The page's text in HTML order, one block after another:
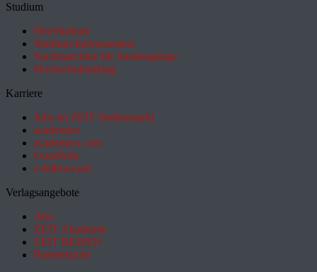
Studium
HeyStudium
Studium-Interessentest
Suchmaschine für Studiengänge
Hochschulranking
Karriere
Jobs im ZEIT Stellenmarkt
academics
academics.com
GoodJobs
e-fellows.net
Verlagsangebote
Abo
ZEIT Akademie
ZEIT REISEN
Partnersuche